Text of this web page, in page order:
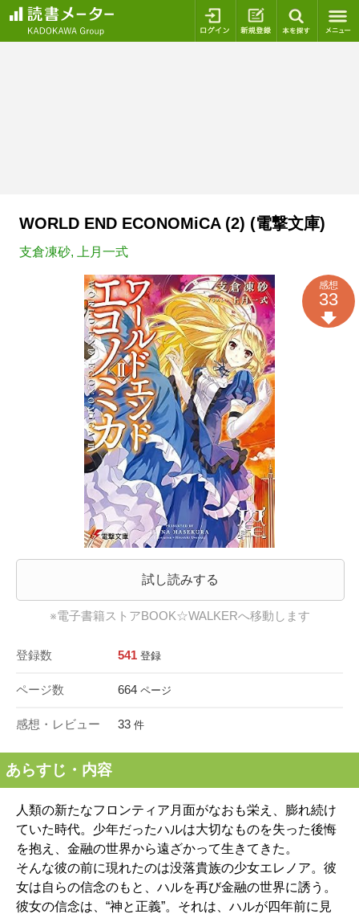
ログイン 新規登録
WORLD END ECONOMiCA (2) (電撃文庫)
支倉凍砂, 上月一式
試し読みする
※電子書籍ストアBOOK☆WALKERへ移動します
登録数 541 登録
ページ数 664 ページ
感想・レビュー 33 件
感想
33
あらすじ・内容
人類の新たなフロンティア月面がなおも栄え、膨れ続け
ていた時代。少年だったハルは大切なものを失った後悔
を抱え、金融の世界から遠ざかって生きてきた。
そんな彼の前に現れたのは没落貴族の少女エレノア。彼
女は自らの信念のもと、ハルを再び金融の世界に誘う。
彼女の信念は、“神と正義”。それは、ハルが四年前に見